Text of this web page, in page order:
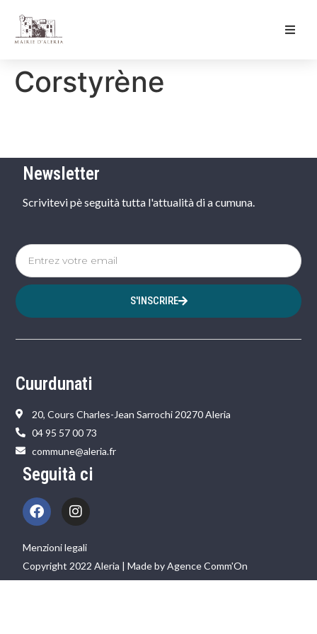
Corstyrène
Newsletter
Scrivitevi pè seguità tutta l'attualità di a cumuna.
S'INSCRIRE
Cuurdunati
20, Cours Charles-Jean Sarrochi 20270 Aleria
04 95 57 00 73
commune@aleria.fr
Seguità ci
Menzioni legali
Copyright 2022 Aleria | Made by Agence Comm'On